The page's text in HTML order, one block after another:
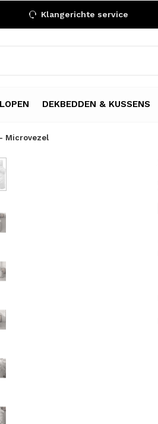
DEKBEDDEN & KUSSENS
Klangerichte service
Microvezel